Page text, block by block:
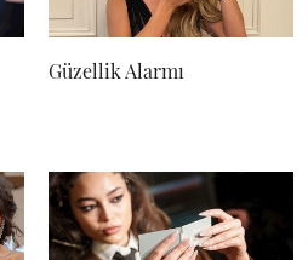
Güzellik Alarmı